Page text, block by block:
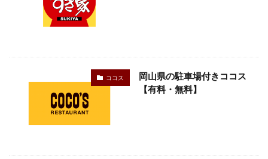
ココス
岡山県の駐車場付きココス
【有料・無料】
佐賀県
長崎県